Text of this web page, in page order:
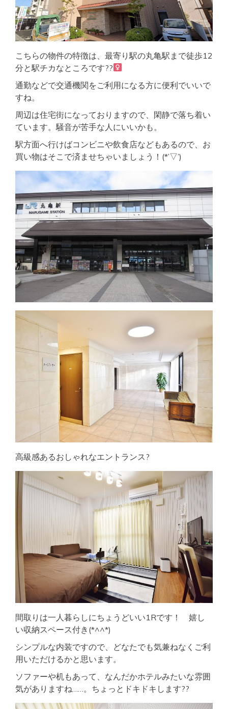
こちらの物件の特徴は、最寄り駅の丸亀駅まで徒歩12
分と駅チカなところです??‍
通勤などで交通機関をご利用になる方に便利でいいで
すね。
周辺は住宅街になっておりますので、閑静で落ち着い
ています。騒音が苦手な人にいいかも。
駅方面へ行けばコンビニや飲食店などもあるので、お
買い物はそこで済ませちゃいましょう！(*’▽’)
高級感あるおしゃれなエントランス?
間取りは一人暮らしにちょうどいい1Rです！ 嬉し
い収納スペース付き(*^^*)
シンプルな内装ですので、どなたでも気兼ねなくご利
用いただけるかと思います。
ソファーや机もあって、なんだかホテルみたいな雰囲
気がありますね……。ちょっとドキドキします??